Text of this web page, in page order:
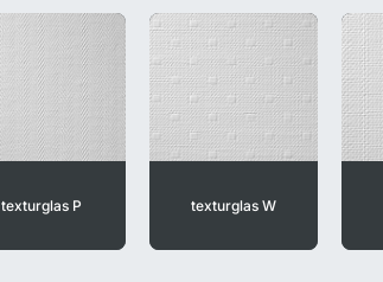
texturglas P texturglas W